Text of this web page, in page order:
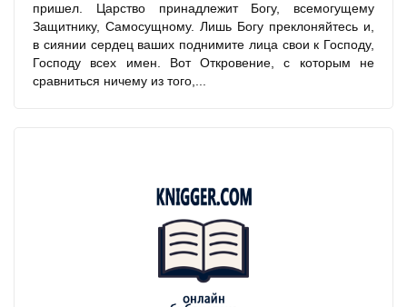
пришел. Царство принадлежит Богу, всемогущему
Защитнику, Самосущному. Лишь Богу преклоняйтесь и,
в сиянии сердец ваших поднимите лица свои к Господу,
Господу всех имен. Вот Откровение, с которым не
сравниться ничему из того,...